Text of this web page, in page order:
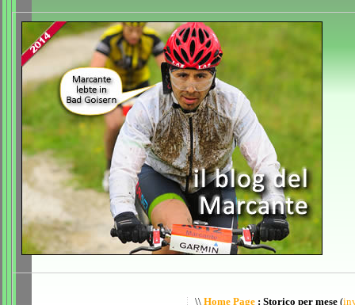
\\ Home Page : Storico per mese (